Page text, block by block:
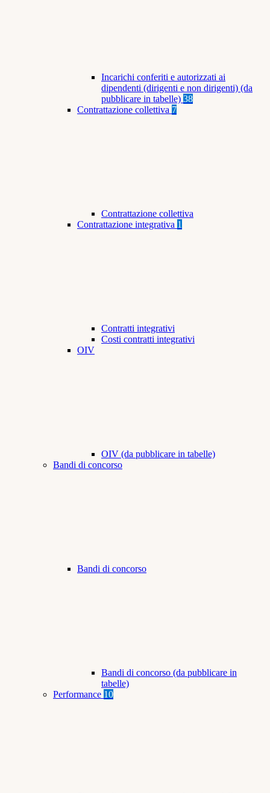
Incarichi conferiti e autorizzati ai
dipendenti (dirigenti e non dirigenti) (da
pubblicare in tabelle) 38
Contrattazione collettiva 7
Contrattazione collettiva
Contrattazione integrativa 1
Contratti integrativi
Costi contratti integrativi
OIV
OIV (da pubblicare in tabelle)
Bandi di concorso
Bandi di concorso
Bandi di concorso (da pubblicare in
tabelle)
Performance 10